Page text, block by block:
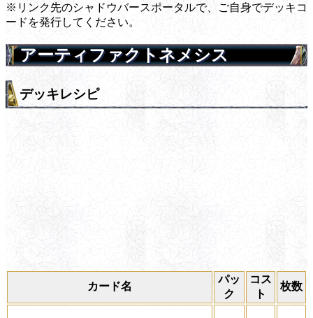
※リンク先のシャドウバースポータルで、ご自身でデッキコ
ードを発行してください。
アーティファクトネメシス
デッキレシピ
カード名
パッ
ク
コス
ト
枚数